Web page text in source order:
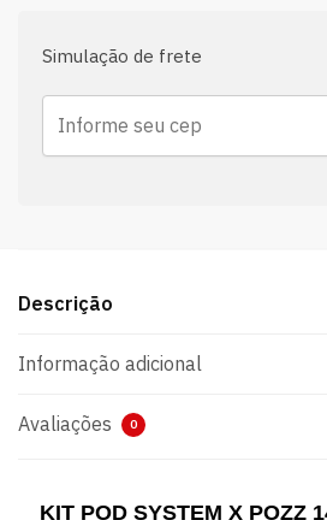
Simulação de frete
Descrição
Informação adicional
Avaliações 0
KIT POD SYSTEM X POZZ